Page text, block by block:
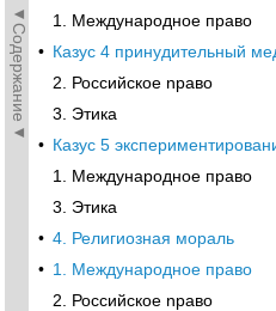
◄Содержание◄
1. Международное право
• Казус 4 принудительный
2. Российское nраво
3. Этика
• Казус 5
1. Международное право
3. Этика
• 4. Религиозная мораль
• 1. Международное право
2. Российское nраво